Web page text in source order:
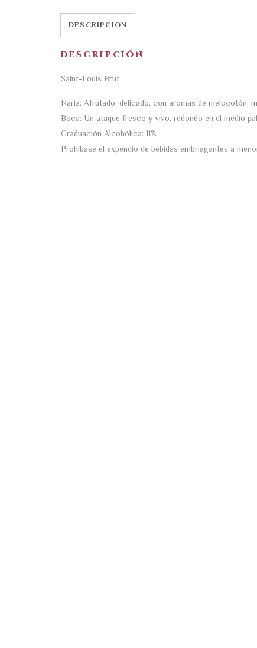
DESCRIPCIÓN
DESCRIPCIÓN
Saint-Louis Brut
Nariz: Afrutado, delicado, con aromas de melocotón,
Boca: Un ataque fresco y vivo, redondo en el medio
Graduación Alcohólica: 11%
Prohíbase el expendio de bebidas embriagantes a